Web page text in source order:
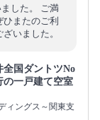
した。 ご満
ひまたのご利
いました。
全国ダントツNo
の一戸建て空室
ィングス～関東支